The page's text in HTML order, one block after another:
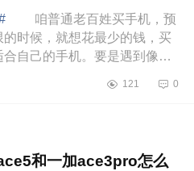
咱普通老百姓买手机，预
的时候，就想花最少的钱，买
合自己的手机。要是遇到像荣
可真是让人纠结得很，下面小
121 0
和一加ace3pro怎么